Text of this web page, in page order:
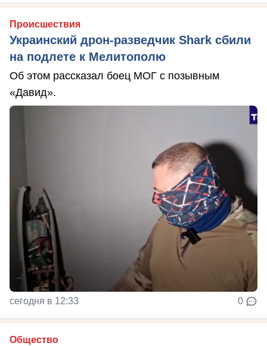
Происшествия
Украинский дрон-разведчик Shark сбили
на подлете к Мелитополю
Об этом рассказал боец МОГ с позывным
«Давид».
сегодня в 12:33 0
Общество